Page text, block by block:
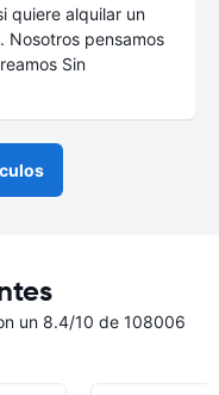
quiere alquilar un
Nosotros pensamos
Sin
un 8.4/10 de 108006